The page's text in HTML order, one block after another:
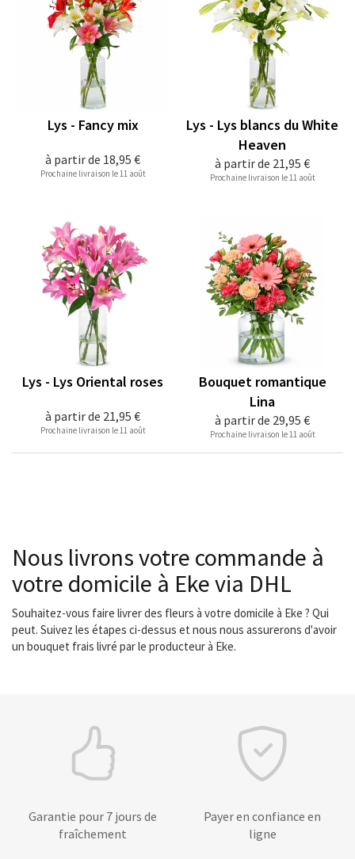
à partir de 18,95 €
Lys - Fancy mix
Prochaine livraison le 11 août
à partir de 21,95 €
Lys - Lys blancs du White
Heaven
Prochaine livraison le 11 août
à partir de 21,95 €
Lys - Lys Oriental roses
Prochaine livraison le 11 août
à partir de 29,95 €
Bouquet romantique
Lina
Prochaine livraison le 11 août
Nous livrons votre commande à
votre domicile à Eke via DHL
Souhaitez-vous faire livrer des fleurs à votre domicile à Eke ? Qui
peut. Suivez les étapes ci-dessus et nous nous assurerons d'avoir
un bouquet frais livré par le producteur à Eke.
Garantie pour 7 jours de
fraîchement
Payer en confiance en
ligne